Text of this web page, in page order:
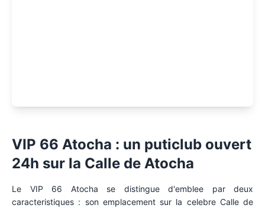
VIP 66 Atocha : un puticlub ouvert
24h sur la Calle de Atocha
Le VIP 66 Atocha se distingue d'emblee par deux
caracteristiques : son emplacement sur la celebre Calle de